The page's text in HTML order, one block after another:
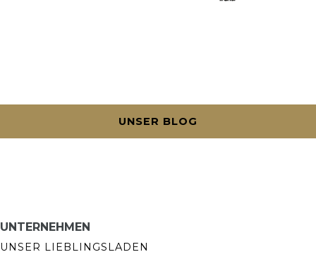
UNSER BLOG
UNTERNEHMEN
UNSER LIEBLINGSLADEN